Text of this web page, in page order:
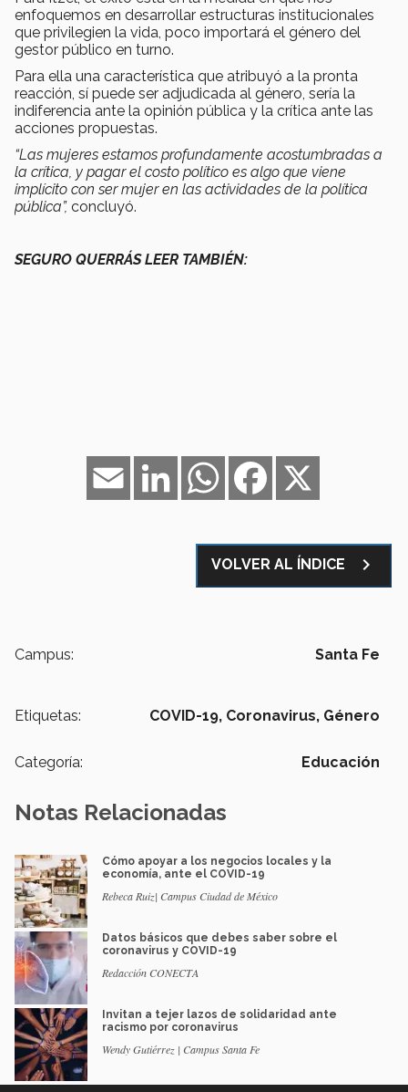
enfoquemos en desarrollar estructuras institucionales
que privilegien la vida, poco importará el género del
gestor público en turno.
Para ella una característica que atribuyó a la pronta
reacción, sí puede ser adjudicada al género, sería la
indiferencia ante la opinión pública y la crítica ante las
acciones propuestas.
“Las mujeres estamos profundamente acostumbradas a
la crítica, y pagar el costo político es algo que viene
implícito con ser mujer en las actividades de la política
pública”, concluyó.
SEGURO QUERRÁS LEER TAMBIÉN:
Facebook
WhatsApp
LinkedIn
Email
VOLVER AL ÍNDICE navigate_next
Campus: Santa Fe
Etiquetas: COVID-19, Coronavirus, Género
Categoría: Educación
Notas Relacionadas
Cómo apoyar a los negocios locales y la
economía, ante el COVID-19
Rebeca Ruiz| Campus Ciudad de México
Datos básicos que debes saber sobre el
coronavirus y COVID-19
Redacción CONECTA
Invitan a tejer lazos de solidaridad ante
racismo por coronavirus
Wendy Gutiérrez | Campus Santa Fe